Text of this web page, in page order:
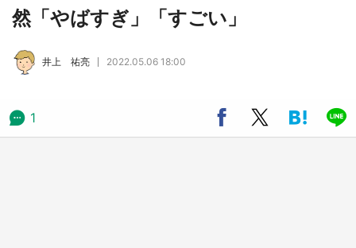
ラプラス・ダークネスが栃木県を征服！？ 県
公式プロモ動画で「聖地」が生産されてます
の「猫猫像」も【8／1～10／26】
然「やばすぎ」「すごい」
井上 祐亮 2022.05.06 18:00
1